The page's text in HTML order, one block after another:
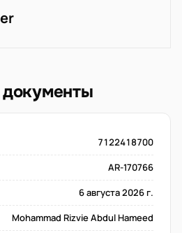
7122418700
AR-170766
6 августа 2026 г.
Mohammad Rizvie Abdul Hameed